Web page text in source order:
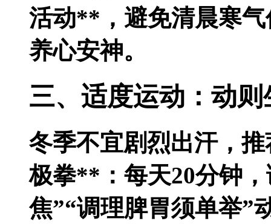
活动**，避免清晨寒气
养心安神。
三、适度运动：动
冬季不宜剧烈出汗，
极拳**：每天20分钟
焦”“调理脾胃须单举”